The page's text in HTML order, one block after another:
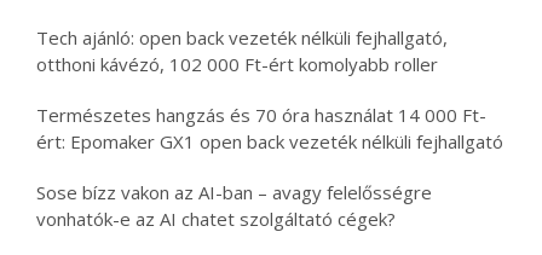
Tech ajánló: open back vezeték nélküli fejhallgató,
otthoni kávézó, 102 000 Ft-ért komolyabb roller
Természetes hangzás és 70 óra használat 14 000 Ft-
ért: Epomaker GX1 open back vezeték nélküli fejhallgató
Sose bízz vakon az AI-ban – avagy felelősségre
vonhatók-e az AI chatet szolgáltató cégek?